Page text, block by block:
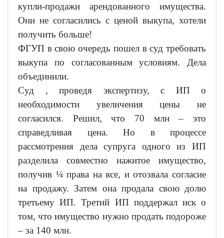
купли-продажи арендованного имущества.
Они не согласились с ценой выкупа, хотели
получить больше!
ФГУП в свою очередь пошел в суд требовать
выкупа по согласованным условиям. Дела
объединили.
Суд , проведя экспертизу, с ИП о
необходимости увеличения цены не
согласился. Решил, что 70 млн – это
справедливая цена. Но в процессе
рассмотрения дела супруга одного из ИП
разделила совместно нажитое имущество,
получив ¼ права на все, и отозвала согласие
на продажу. Затем она продала свою долю
третьему ИП. Третий ИП поддержал иск о
том, что имущество нужно продать подороже
– за 140 млн.